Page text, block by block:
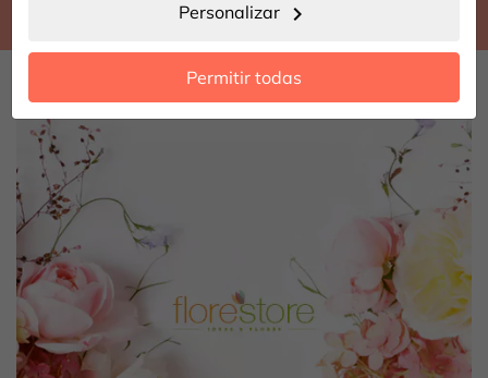
Personalizar chevron_right
Permitir todas